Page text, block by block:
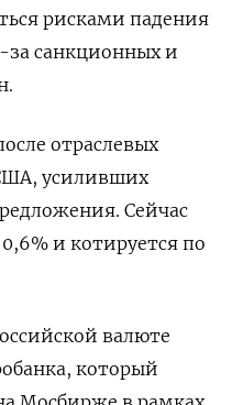
рисками падения
за санкционных и
отраслевых
усиливших
Сейчас
и котируется по
валюте
который